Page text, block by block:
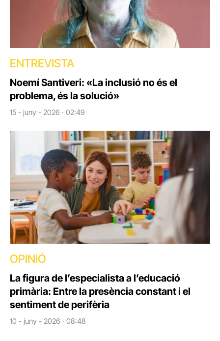
ENTREVISTA
Noemí Santiveri: «La inclusió no és el
problema, és la solució»
15 - juny - 2026 · 02:49
OPINIÓ
La figura de l’especialista a l’educació
primària: Entre la presència constant i el
sentiment de perifèria
10 - juny - 2026 · 08:48